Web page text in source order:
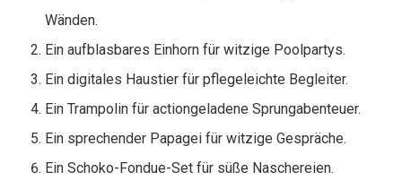
Wänden.
Ein aufblasbares Einhorn für witzige Poolpartys.
Ein digitales Haustier für pflegeleichte Begleiter.
Ein Trampolin für actiongeladene Sprungabenteuer.
Ein sprechender Papagei für witzige Gespräche.
Ein Schoko-Fondue-Set für süße Naschereien.